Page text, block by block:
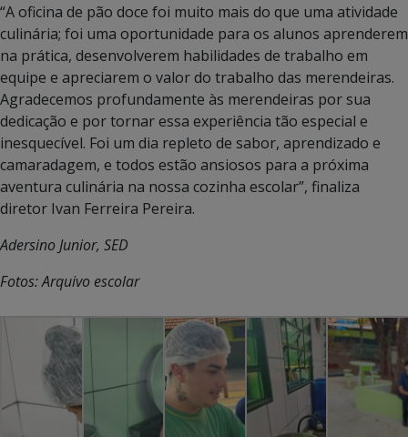
“A oficina de pão doce foi muito mais do que uma atividade
culinária; foi uma oportunidade para os alunos aprenderem
na prática, desenvolverem habilidades de trabalho em
equipe e apreciarem o valor do trabalho das merendeiras.
Agradecemos profundamente às merendeiras por sua
dedicação e por tornar essa experiência tão especial e
inesquecível. Foi um dia repleto de sabor, aprendizado e
camaradagem, e todos estão ansiosos para a próxima
aventura culinária na nossa cozinha escolar”, finaliza
diretor Ivan Ferreira Pereira.
Adersino Junior, SED
Fotos: Arquivo escolar